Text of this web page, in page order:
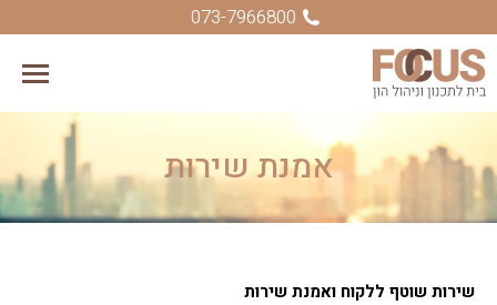
073-7966800
אמנת שירות
You are here:
שירות שוטף ללקוח ואמנת שירות